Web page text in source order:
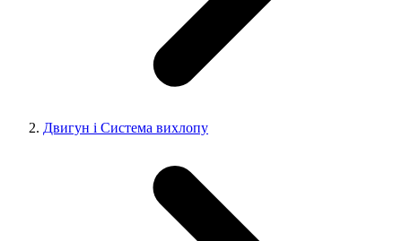
Двигун і Система вихлопу